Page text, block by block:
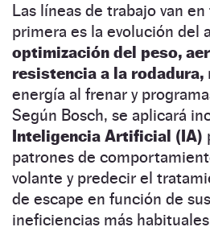
Las líneas de trabajo van en
primera es la evolución del
optimización del peso,
resistencia a la rodadura,
energía al frenar y
Según Bosch, se aplicará
Inteligencia Artificial (IA)
patrones de
volante y predecir el
de escape en función de
ineficiencias más